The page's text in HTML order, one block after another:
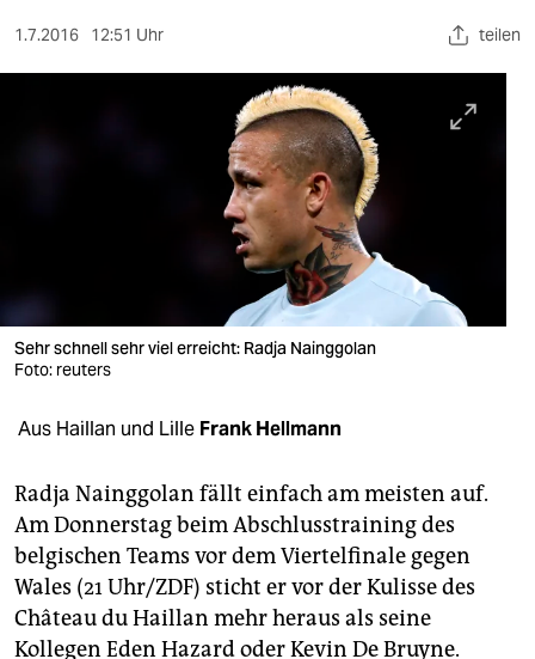
verlag
verlag
veranstaltungen
fragen & hilfe
unterstützen
abo
1.7.2016 12:51 Uhr teilen
Sehr schnell sehr viel erreicht: Radja Nainggolan
Foto: reuters
Aus Haillan und Lille Frank Hellmann
Radja Nainggolan fällt einfach am meisten auf.
Am Donnerstag beim Abschlusstraining des
belgischen Teams vor dem Viertelfinale gegen
Wales (21 Uhr/ZDF) sticht er vor der Kulisse des
Château du Haillan mehr heraus als seine
Kollegen Eden Hazard oder Kevin De Bruyne.